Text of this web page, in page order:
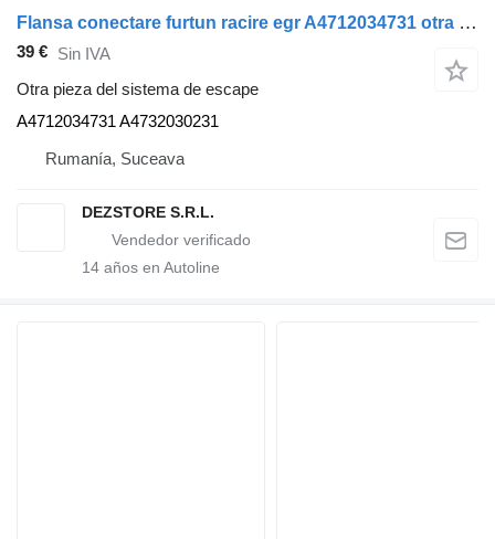
Flansa conectare furtun racire egr A4712034731 otra pieza del sistema de escape para Mercedes-Benz ACTROS MP4 cabeza tractora
39 € Sin IVA
Otra pieza del sistema de escape
A4712034731 A4732030231
Rumanía, Suceava
DEZSTORE S.R.L.
14 años en Autoline